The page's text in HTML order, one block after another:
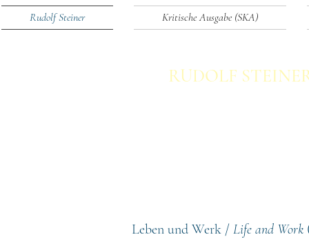
Rudolf Steiner Kritische Ausgabe (SKA)
Leben und Werk / Life and Work
RUDOLF